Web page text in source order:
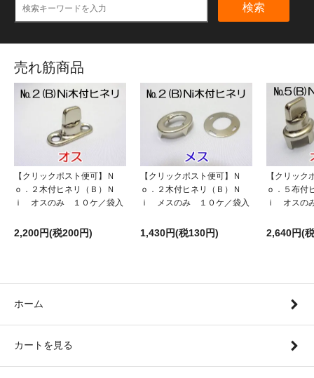
検索
売れ筋商品
【クリックポスト便可】Ｎ
ｏ．２木付ヒネリ（Ｂ）Ｎ
ｉ オスのみ １０ケ／袋入
2,200円(税200円)
【クリックポスト便可】Ｎ
ｏ．２木付ヒネリ（Ｂ）Ｎ
ｉ メスのみ １０ケ／袋入
1,430円(税130円)
【クリック
ｏ．５布付
ｉ オスの
2,640円(
ホーム
カートを見る